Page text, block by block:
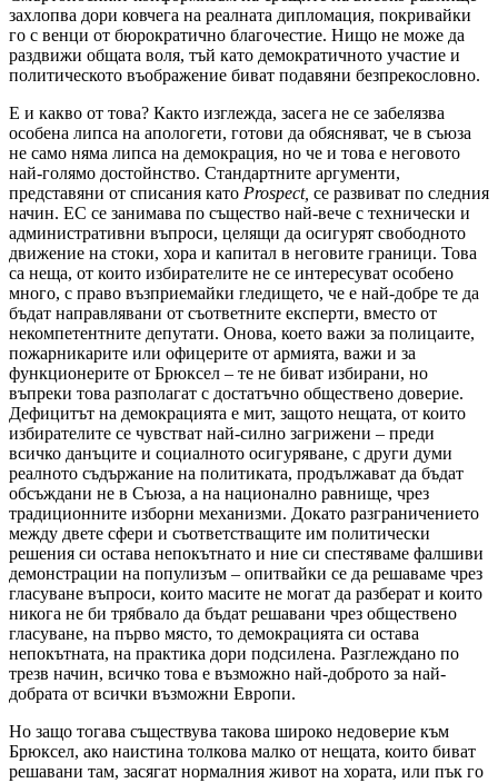
захлопва дори ковчега на реалната дипломация, покривайки
го с венци от бюрократично благочестие. Нищо не може да
раздвижи общата воля, тъй като демократичното участие и
политическото въображение биват подавяни безпрекословно.
Е и какво от това? Както изглежда, засега не се забелязва
особена липса на апологети, готови да обясняват, че в съюза
не само няма липса на демокрация, но че и това е неговото
най-голямо достойнство. Стандартните аргументи,
представяни от списания като Prospect, се развиват по следния
начин. ЕС се занимава по същество най-вече с технически и
административни въпроси, целящи да осигурят свободното
движение на стоки, хора и капитал в неговите граници. Това
са неща, от които избирателите не се интересуват особено
много, с право възприемайки гледището, че е най-добре те да
бъдат направлявани от съответните експерти, вместо от
некомпетентните депутати. Онова, което важи за полицаите,
пожарникарите или офицерите от армията, важи и за
функционерите от Брюксел – те не биват избирани, но
въпреки това разполагат с достатъчно обществено доверие.
Дефицитът на демокрацията е мит, защото нещата, от които
избирателите се чувстват най-силно загрижени – преди
всичко данъците и социалното осигуряване, с други думи
реалното съдържание на политиката, продължават да бъдат
обсъждани не в Съюза, а на национално равнище, чрез
традиционните изборни механизми. Докато разграничението
между двете сфери и съответстващите им политически
решения си остава непокътнато и ние си спестяваме фалшиви
демонстрации на популизъм – опитвайки се да решаваме чрез
гласуване въпроси, които масите не могат да разберат и които
никога не би трябвало да бъдат решавани чрез обществено
гласуване, на първо място, то демокрацията си остава
непокътната, на практика дори подсилена. Разглеждано по
трезв начин, всичко това е възможно най-доброто за най-
добрата от всички възможни Европи.
Но защо тогава съществува такова широко недоверие към
Брюксел, ако наистина толкова малко от нещата, които биват
решавани там, засягат нормалния живот на хората, или пък го